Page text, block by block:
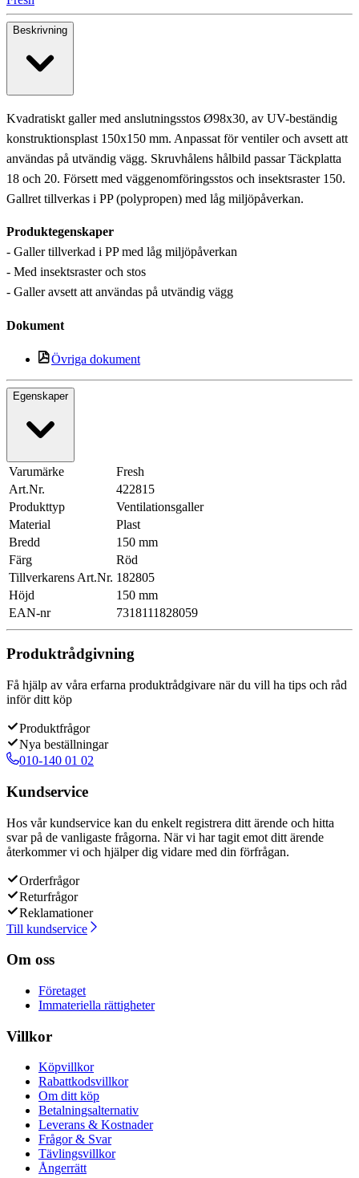
Beskrivning
Kvadratiskt galler med anslutningsstos Ø98x30, av UV-beständig
konstruktionsplast 150x150 mm. Anpassat för ventiler och avsett att
användas på utvändig vägg. Skruvhålens hålbild passar Täckplatta
18 och 20. Försett med väggenomföringsstos och insektsraster 150.
Gallret tillverkas i PP (polypropen) med låg miljöpåverkan.
Produktegenskaper
- Galler tillverkad i PP med låg miljöpåverkan
- Med insektsraster och stos
- Galler avsett att användas på utvändig vägg
Dokument
Övriga dokument
Egenskaper
Varumärke
Fresh
Art.Nr.
422815
Produkttyp
Ventilationsgaller
Material
Plast
Bredd
150 mm
Färg
Röd
Tillverkarens Art.Nr. 182805
Höjd
150 mm
EAN-nr
7318111828059
Produktrådgivning
Få hjälp av våra erfarna produktrådgivare när du vill ha tips och råd
inför ditt köp
Produktfrågor
Nya beställningar
010-140 01 02
Kundservice
Hos vår kundservice kan du enkelt registrera ditt ärende och hitta
svar på de vanligaste frågorna. När vi har tagit emot ditt ärende
återkommer vi och hjälper dig vidare med din förfrågan.
Orderfrågor
Returfrågor
Reklamationer
Till kundservice
Om oss
Företaget
Immateriella rättigheter
Villkor
Köpvillkor
Rabattkodsvillkor
Om ditt köp
Betalningsalternativ
Leverans & Kostnader
Frågor & Svar
Tävlingsvillkor
Ångerrätt